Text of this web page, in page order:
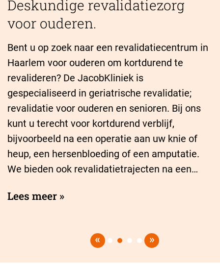
Deskundige revalidatiezorg
voor ouderen.
Bent u op zoek naar een revalidatiecentrum in
Haarlem voor ouderen om kortdurend te
revalideren? De JacobKliniek is
gespecialiseerd in geriatrische revalidatie;
revalidatie voor ouderen en senioren. Bij ons
kunt u terecht voor kortdurend verblijf,
bijvoorbeeld na een operatie aan uw knie of
heup, een hersenbloeding of een amputatie.
We bieden ook revalidatietrajecten na een…
Lees meer
» »